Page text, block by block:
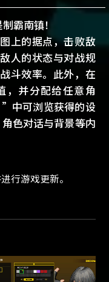
霸南镇！
上的据点，击败敌
人的状态与对战规
斗效率。此外，在
，并分配给任意角
中可浏览获得的设
色对话与背景等内
行游戏更新。